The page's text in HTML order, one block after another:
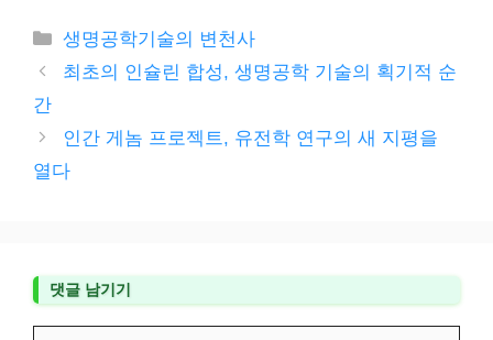
카
테
생명공학기술의 변천사
최초의 인슐린 합성, 생명공학 기술의 획기적 순
간
인간 게놈 프로젝트, 유전학 연구의 새 지평을
열다
댓글 남기기